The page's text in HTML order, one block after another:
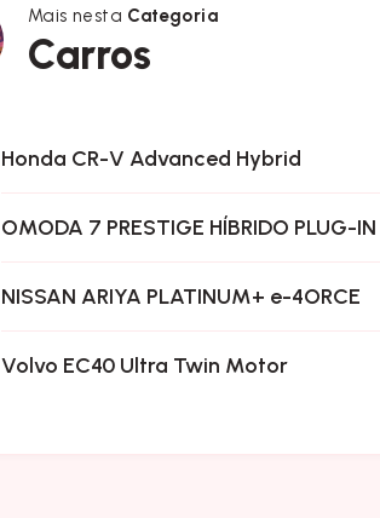
Mais nesta Categoria
Carros
Honda CR-V Advanced Hybrid
OMODA 7 PRESTIGE HÍBRIDO PLUG-IN
NISSAN ARIYA PLATINUM+ e-4ORCE
Volvo EC40 Ultra Twin Motor